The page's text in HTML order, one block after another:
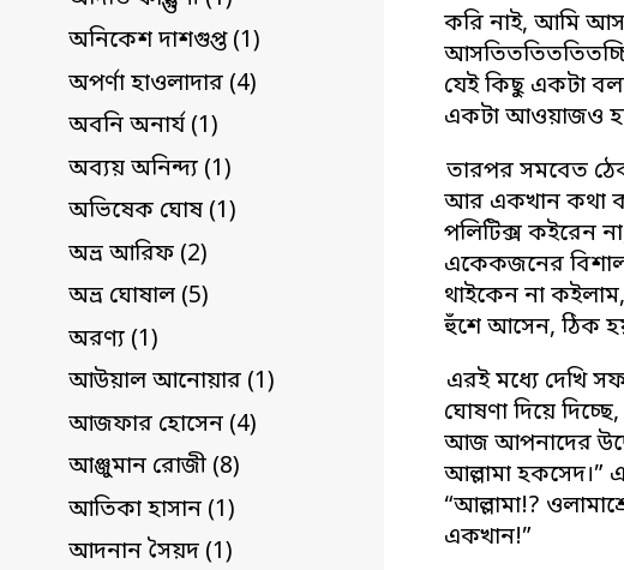
অনিকেশ দাশগুপ্ত (1)
অপর্ণা হাওলাদার (4)
অবনি অনার্য (1)
অব্যয় অনিন্দ্য (1)
অভিষেক ঘোষ (1)
অভ্র আরিফ (2)
অভ্র ঘোষাল (5)
অরণ্য (1)
আউয়াল আনোয়ার (1)
আজফার হোসেন (4)
আঞ্জুমান রোজী (8)
আতিকা হাসান (1)
আদনান সৈয়দ (1)
করি নাই, আমি
যেই কিছু একটা
একটা আওয়াজও
তারপর সমবেত
আর একখান কথা কই
পলিটিক্স কইরেন
একেকজনের বিশাল
থাইকেন না
হুঁশে আসেন, ঠিক
এরই মধ্যে দেখি
ঘোষণা দিয়ে
আজ আপনাদের
আল্লামা
“আল্লামা!?
একখান!”